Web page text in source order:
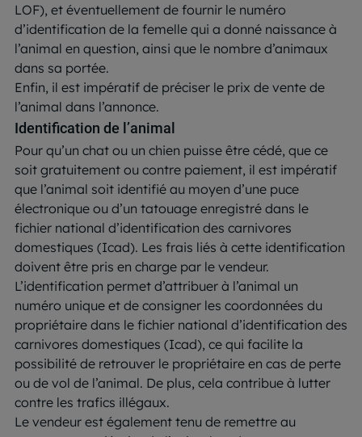
LOF), et éventuellement de fournir le numéro
d’identification de la femelle qui a donné naissance à
l’animal en question, ainsi que le nombre d’animaux
dans sa portée.
Enfin, il est impératif de préciser le prix de vente de
l’animal dans l’annonce.
Identification de l’animal
Pour qu’un chat ou un chien puisse être cédé, que ce
soit gratuitement ou contre paiement, il est impératif
que l’animal soit identifié au moyen d’une puce
électronique ou d’un tatouage enregistré dans le
fichier national d’identification des carnivores
domestiques (Icad). Les frais liés à cette identification
doivent être pris en charge par le vendeur.
L’identification permet d’attribuer à l’animal un
numéro unique et de consigner les coordonnées du
propriétaire dans le fichier national d’identification des
carnivores domestiques (Icad), ce qui facilite la
possibilité de retrouver le propriétaire en cas de perte
ou de vol de l’animal. De plus, cela contribue à lutter
contre les trafics illégaux.
Le vendeur est également tenu de remettre au